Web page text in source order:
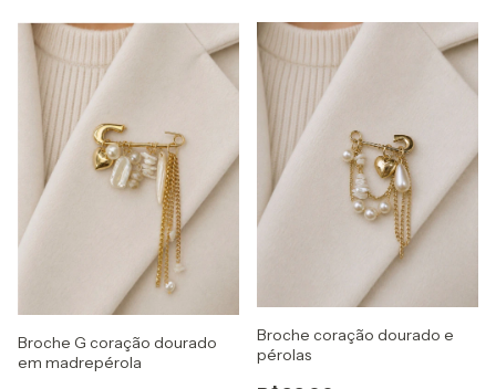
Broche G coração dourado
em madrepérola
Broche coração dourado e
pérolas